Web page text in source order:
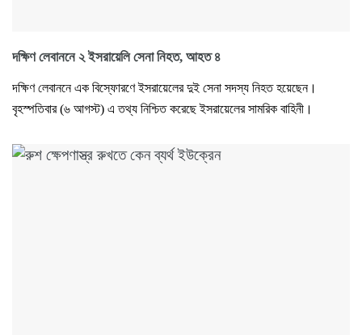
দক্ষিণ লেবাননে ২ ইসরায়েলি সেনা নিহত, আহত ৪
দক্ষিণ লেবাননে এক বিস্ফোরণে ইসরায়েলের দুই সেনা সদস্য নিহত হয়েছেন।
বৃহস্পতিবার (৬ আগস্ট) এ তথ্য নিশ্চিত করেছে ইসরায়েলের সামরিক বাহিনী।